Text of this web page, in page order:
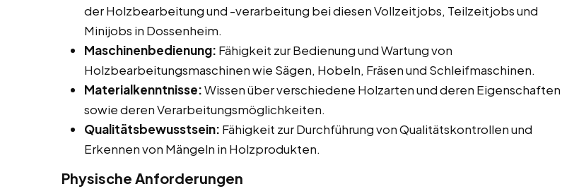
der Holzbearbeitung und -verarbeitung bei diesen Vollzeitjobs, Teilzeitjobs und
Minijobs in Dossenheim.
Maschinenbedienung: Fähigkeit zur Bedienung und Wartung von
Holzbearbeitungsmaschinen wie Sägen, Hobeln, Fräsen und Schleifmaschinen.
Materialkenntnisse:Wissen über verschiedene Holzarten und deren Eigenschaften
sowie deren Verarbeitungsmöglichkeiten.
Qualitätsbewusstsein: Fähigkeit zur Durchführung von Qualitätskontrollen und
Erkennen von Mängeln in Holzprodukten.
Physische Anforderungen